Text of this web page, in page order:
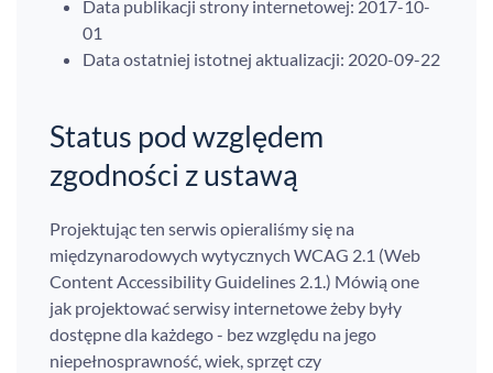
Data publikacji strony internetowej: 2017-10-
01
Data ostatniej istotnej aktualizacji: 2020-09-22
Status pod względem
zgodności z ustawą
Projektując ten serwis opieraliśmy się na
międzynarodowych wytycznych WCAG 2.1 (Web
Content Accessibility Guidelines 2.1.) Mówią one
jak projektować serwisy internetowe żeby były
dostępne dla każdego - bez względu na jego
niepełnosprawność, wiek, sprzęt czy